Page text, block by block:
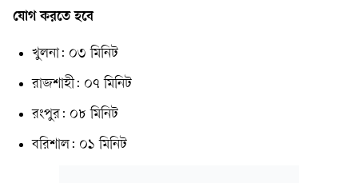
যোগ করতে হবে
খুলনা: ০৩ মিনিট
রাজশাহী: ০৭ মিনিট
রংপুর: ০৮ মিনিট
বরিশাল: ০১ মিনিট